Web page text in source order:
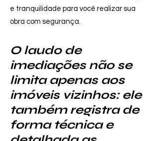
e tranquilidade para você realizar sua
obra com segurança.
O laudo de
imediações não se
limita apenas aos
imóveis vizinhos: ele
também registra de
forma técnica e